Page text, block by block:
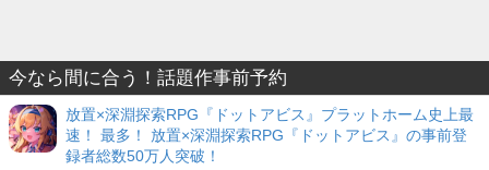
今なら間に合う！話題作事前予約
放置×深淵探索RPG『ドットアビス』プラットホーム史上最
速！ 最多！ 放置×深淵探索RPG『ドットアビス』の事前登
録者総数50万人突破！